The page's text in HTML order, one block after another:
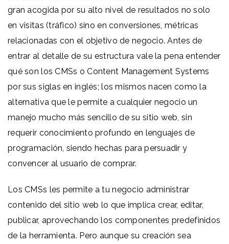
gran acogida por su alto nivel de resultados no solo
en visitas (tráfico) sino en conversiones, métricas
relacionadas con el objetivo de negocio. Antes de
entrar al detalle de su estructura vale la pena entender
qué son los CMSs o Content Management Systems
por sus siglas en inglés; los mismos nacen como la
alternativa que le permite a cualquier negocio un
manejo mucho más sencillo de su sitio web, sin
requerir conocimiento profundo en lenguajes de
programación, siendo hechas para persuadir y
convencer al usuario de comprar.
Los CMSs les permite a tu negocio administrar
contenido del sitio web lo que implica crear, editar,
publicar, aprovechando los componentes predefinidos
de la herramienta. Pero aunque su creación sea